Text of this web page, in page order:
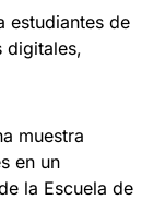
estudiantes de
digitales,
muestra
en un
la Escuela de